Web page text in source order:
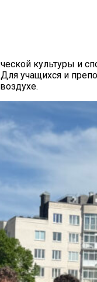
культуры и
Для учащихся и